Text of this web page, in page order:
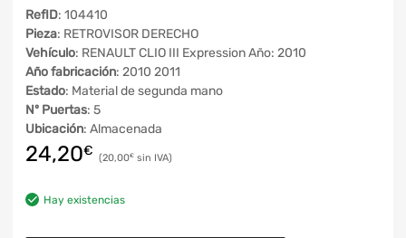
RefID: 104410
Pieza: RETROVISOR DERECHO
Vehículo: RENAULT CLIO III Expression Año: 2010
Año fabricación: 2010 2011
Estado: Material de segunda mano
Nº Puertas: 5
Ubicación: Almacenada
24,20€ 20,00€
Hay existencias